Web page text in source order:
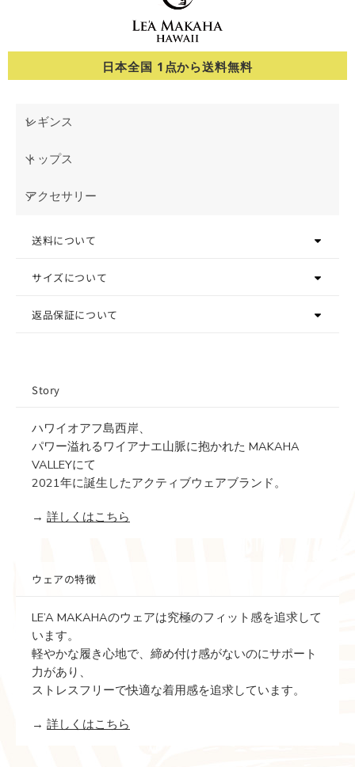
日本全国 1点から送料無料
レギンス
トップス
アクセサリー
送料について
サイズについて
返品保証について
Story
ハワイオアフ島西岸、
パワー溢れるワイアナエ山脈に抱かれた MAKAHA
VALLEYにて
2021年に誕生したアクティブウェアブランド。
→ 詳しくはこちら
ウェアの特徴
LE’A MAKAHAのウェアは究極のフィット感を追求して
います。
軽やかな履き心地で、締め付け感がないのにサポート
力があり、
ストレスフリーで快適な着用感を追求しています。
→ 詳しくはこちら